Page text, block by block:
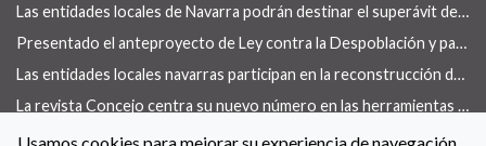
Las entidades locales de Navarra podrán destinar el superávit de 2025 a inversiones financieramente sostenibles tras la aprobación del Real Decreto-ley 13/2026
Presentado el anteproyecto de Ley contra la Despoblación y para el Desarrollo Rural
Las entidades locales navarras participan en la reconstrucción de infraestructuras dañadas por la DANA de 175 municipios valencianos
La revista Concejo centra su nuevo número en las herramientas locales para actuar en vivienda
La FNMC y el Gobierno de Navarra renuevan su convenio para reforzar las políticas de igualdad en las entidades locales